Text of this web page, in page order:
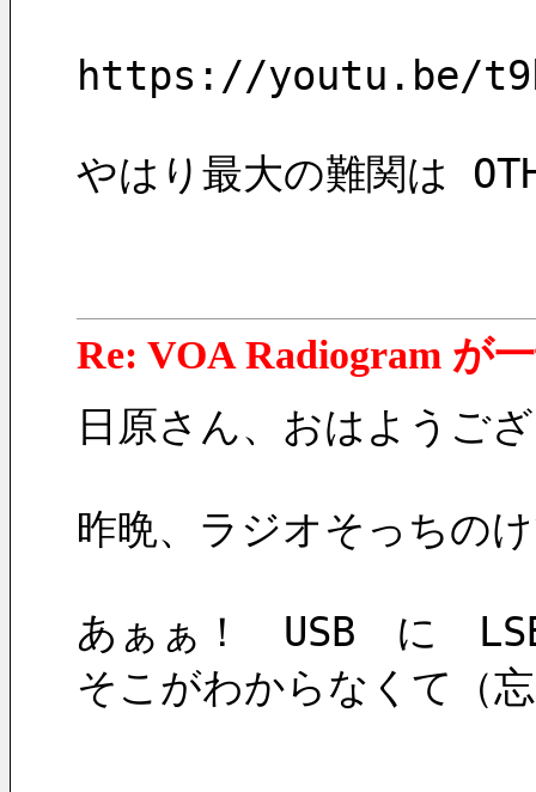
https://youtu.be/
やはり最大の難関は
Re: VOA Radiogram が
日原さん、おはようご
昨晩、ラジオそっちの
あぁぁ！　USB　に　
そこがわからなくて（